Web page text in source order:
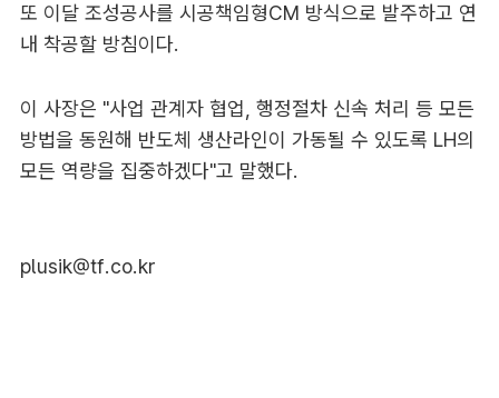
또 이달 조성공사를 시공책임형CM 방식으로 발주하고 연
내 착공할 방침이다.
이 사장은 "사업 관계자 협업, 행정절차 신속 처리 등 모든
방법을 동원해 반도체 생산라인이 가동될 수 있도록 LH의
모든 역량을 집중하겠다"고 말했다.
plusik@tf.co.kr